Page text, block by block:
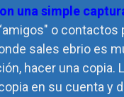
una simple
o contactos
sales ebrio es
hacer una copia.
en su cuenta y